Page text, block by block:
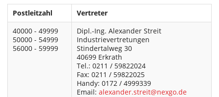
Postleitzahl
Vertreter
40000 - 49999
50000 - 54999
56000 - 59999
Dipl.-Ing. Alexander Streit
Industrievertretungen
Stindertalweg 30
40699 Erkrath
Tel.: 0211 / 59822024
Fax: 0211 / 59822025
Handy: 0172 / 4999339
Email: alexander.streit@nexgo.de